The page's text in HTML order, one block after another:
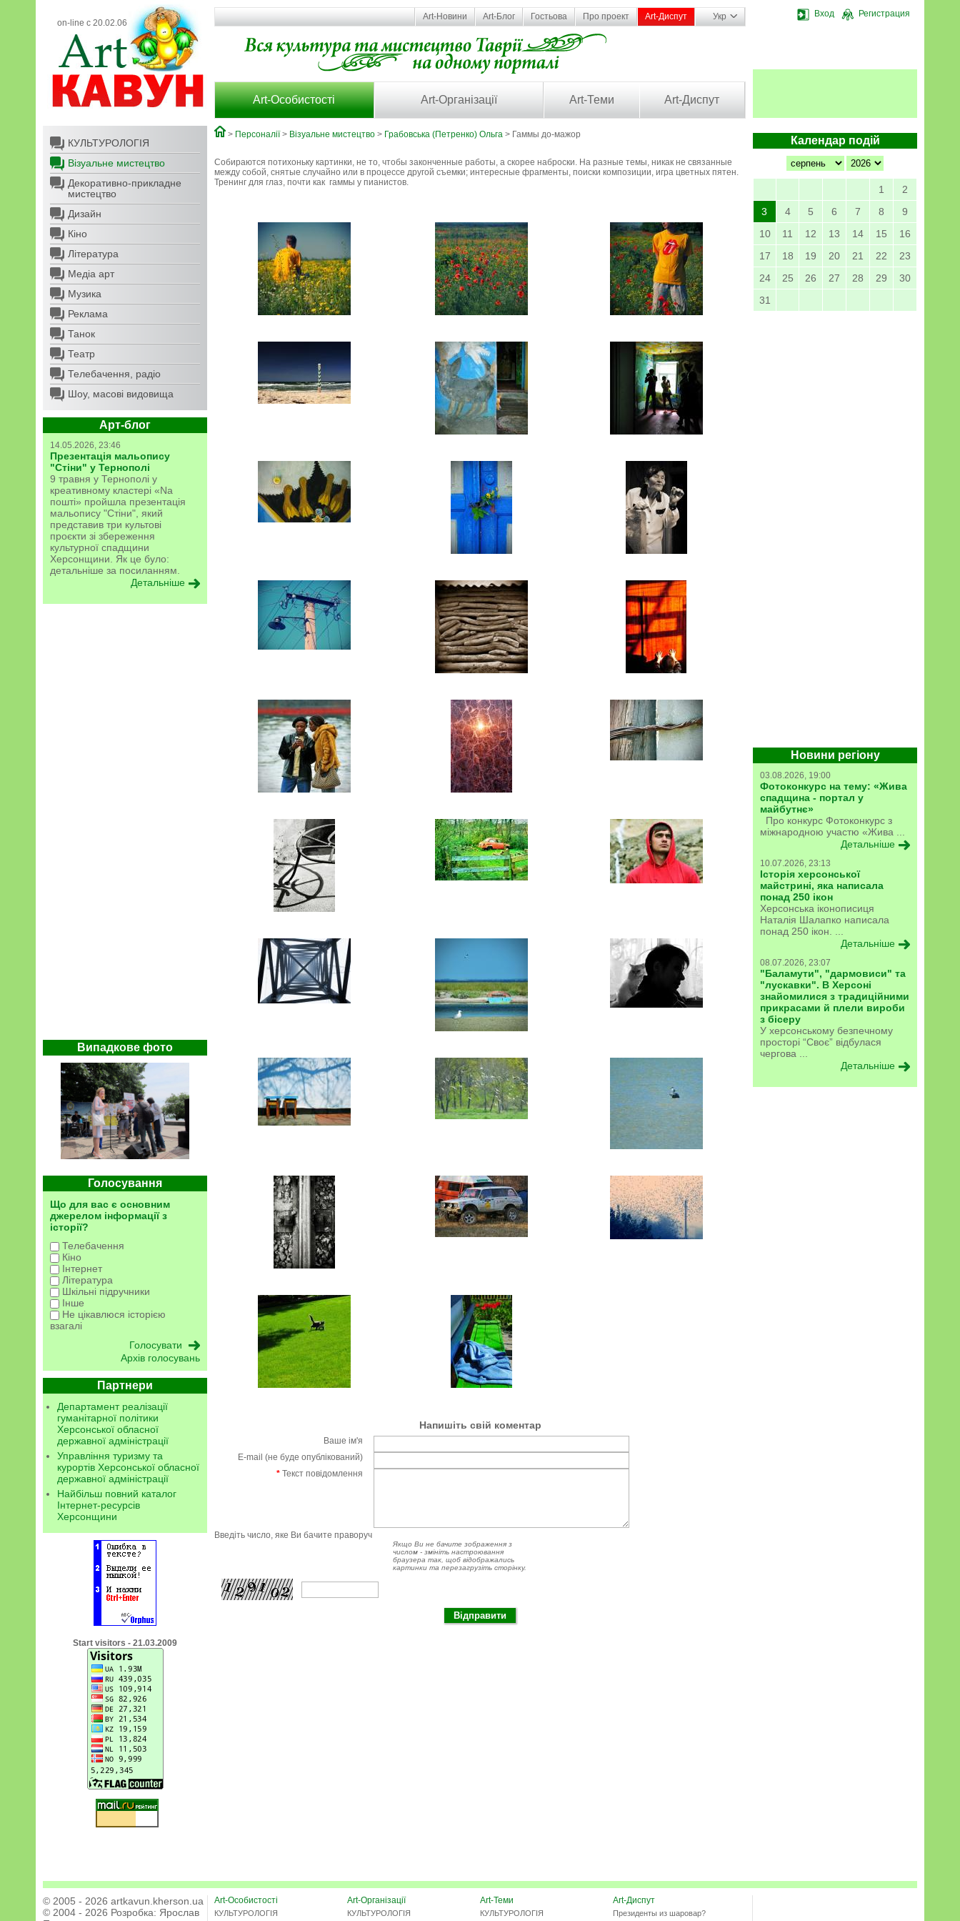
on-line с 20.02.06
Вход Регистрация
Art-Новини Art-Блог Гостьова Про проект Art-Диспут Укр
Art-Особистості Art-Організації Art-Теми Art-Диспут
КУЛЬТУРОЛОГІЯ
Візуальне мистецтво
Декоративно-прикладне
мистецтво
Дизайн
Кіно
Література
Медіа арт
Музика
Реклама
Танок
Театр
Телебачення, радіо
Шоу, масові видовища
Арт-блог
14.05.2026, 23:46
Презентація мальопису
"Стіни" у Тернополі
9 травня у Тернополі у
креативному кластері «Na
пошті» пройшла презентація
мальопису "Стіни", який
представив три культові
проєкти зі збереження
культурної спадщини
Херсонщини. Як це було:
детальніше за посиланням.
Детальніше
Випадкове фото
Голосування
Що для вас є основним
джерелом інформації з
історії?
Телебачення
Кіно
Інтернет
Література
Шкільні підручники
Інше
Не цікавлюся історією
взагалі
Архів голосувань
Партнери
Департамент реалізації
гуманітарної політики
Херсонської обласної
державної адміністрації
Управління туризму та
курортів Херсонської обласної
державної адміністрації
Найбільш повний каталог
Інтернет-ресурсів
Херсонщини
Start visitors - 21.03.2009
Календар подій
1
2
3
4 5 6 7 8
9
10
11 12 13 14 15
16
17
18 19 20 21 22
23
24
25 26 27 28 29
30
31
Новини регіону
03.08.2026, 19:00
Фотоконкурс на тему: «Жива
спадщина - портал у
майбутнє»
Про конкурс Фотоконкурс з
міжнародною участю «Жива ...
Детальніше
10.07.2026, 23:13
Історія херсонської
майстрині, яка написала
понад 250 ікон
Херсонська іконописиця
Наталія Шалапко написала
понад 250 ікон. ...
Детальніше
08.07.2026, 23:07
"Баламути", "дармовиси" та
"лускавки". В Херсоні
знайомилися з традиційними
прикрасами й плели вироби
з бісеру
У херсонському безпечному
просторі “Своє” відбулася
чергова ...
Детальніше
> Персоналії> Візуальне мистецтво > Грабовська (Петренко) Ольга > Гаммы до-мажор
Собираются потихоньку картинки, не то, чтобы законченные работы, а скорее наброски. На разные темы, никак не связанные
между собой, снятые случайно или в процессе другой съемки; интересные фрагменты, поиски композиции, игра цветных пятен.
Тренинг для глаз, почти как гаммы у пианистов.
Напишіть свій коментар
Ваше ім'я
E-mail (не буде опублікований)
* Текст повідомлення
Введіть число, яке Ви бачите праворуч
Якщо Ви не бачите зображення з
числом - змініть настроювання
браузера так, щоб відображались
картинки та перезагрузіть сторінку.
© 2005 - 2026 artkavun.kherson.ua
© 2004 - 2026 Розробка: Ярослав
Art-Особистості
КУЛЬТУРОЛОГІЯ
Art-Організації
КУЛЬТУРОЛОГІЯ
Art-Теми
КУЛЬТУРОЛОГІЯ
Art-Диспут
Президенты из шаровар?